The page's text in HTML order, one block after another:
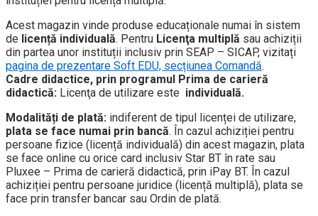
Acest magazin vinde produse educaționale numai în sistem
de licență individuală. Pentru Licenţa multiplă sau achiziții
din partea unor instituții inclusiv prin SEAP – SICAP, vizitați
pagina de prezentare Soft EDU, secțiunea Comandă.
Cadre didactice, prin programul Prima de carieră
didactică: Licenţa de utilizare este individuală.
Modalități de plată: indiferent de tipul licenței de utilizare,
plata se face numai prin bancă. În cazul achiziției pentru
persoane fizice (licență individuală) din acest magazin, plata
se face online cu orice card inclusiv Star BT în rate sau
Pluxee – Prima de carieră didactică, prin iPay BT. În cazul
achiziției pentru persoane juridice (licență multiplă), plata se
face prin transfer bancar sau Ordin de plată.